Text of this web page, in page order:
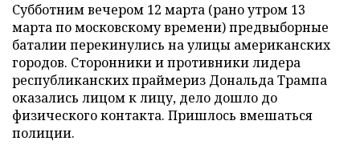
Субботним вечером 12 марта (рано утром 13
марта по московскому времени) предвыборные
баталии перекинулись на улицы американских
городов. Сторонники и противники лидера
республиканских праймериз Дональда Трампа
оказались лицом к лицу, дело дошло до
физического контакта. Пришлось вмешаться
полиции.